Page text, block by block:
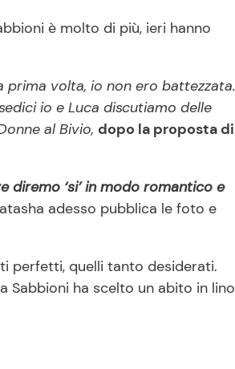
è molto di più, ieri hanno
prima volta, io non ero battezzata.
io e Luca discutiamo delle
al Bivio, dopo la proposta di
diremo ‘si’ in modo romantico e
adesso pubblica le foto e
perfetti, quelli tanto desiderati.
Sabbioni ha scelto un abito in lino